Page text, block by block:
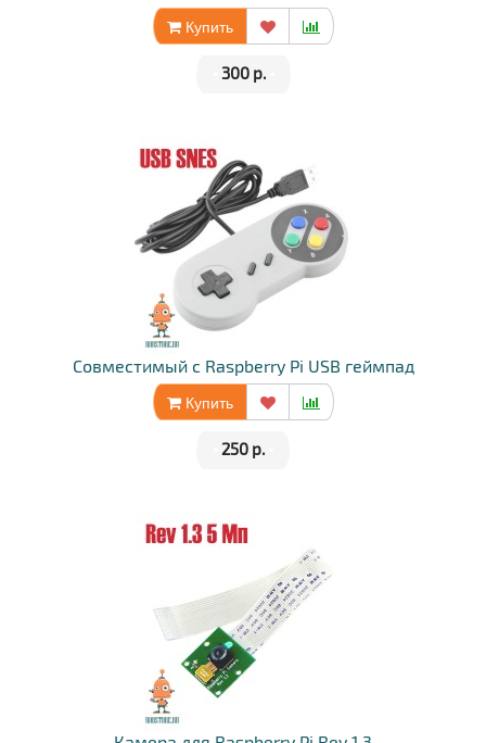
Купить
300 р.
Совместимый с Raspberry Pi USB геймпад
Купить
250 р.